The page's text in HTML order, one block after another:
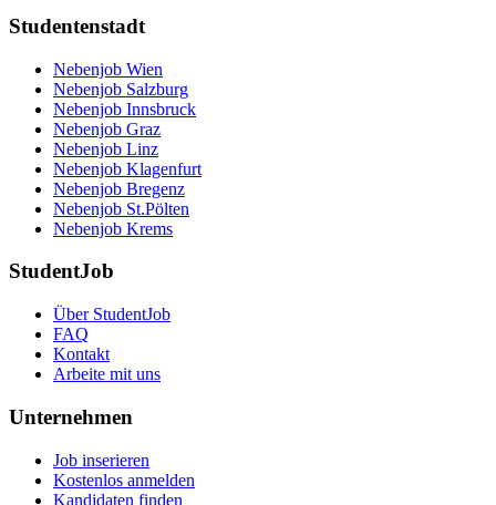
Studentenstadt
Nebenjob Wien
Nebenjob Salzburg
Nebenjob Innsbruck
Nebenjob Graz
Nebenjob Linz
Nebenjob Klagenfurt
Nebenjob Bregenz
Nebenjob St.Pölten
Nebenjob Krems
StudentJob
Über StudentJob
FAQ
Kontakt
Arbeite mit uns
Unternehmen
Job inserieren
Kostenlos anmelden
Kandidaten finden